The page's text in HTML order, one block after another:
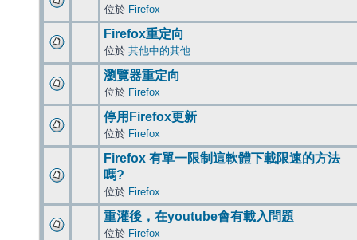
位於 Firefox
Firefox重定向
位於 其他中的其他
瀏覽器重定向
位於 Firefox
停用Firefox更新
位於 Firefox
Firefox 有單一限制這軟體下載限速的方法
嗎?
位於 Firefox
重灌後，在youtube會有載入問題
位於 Firefox